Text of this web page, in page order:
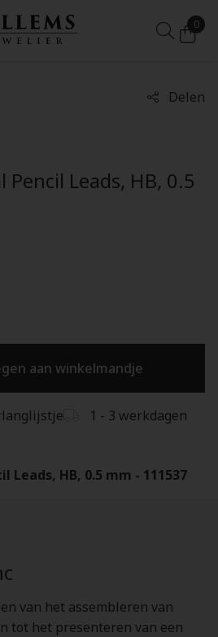
0
Delen
Leads, HB, 0.5
aan winkelmandje
1 - 3 werkdagen
Leads, HB, 0.5 mm - 111537
van het assembleren van
tot het presenteren van een